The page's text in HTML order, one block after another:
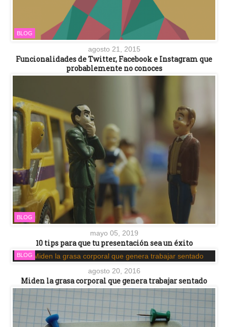
BLOG
agosto 21, 2015
Funcionalidades de Twitter, Facebook e Instagram que
probablemente no conoces
BLOG
mayo 05, 2019
10 tips para que tu presentación sea un éxito
BLOG
agosto 20, 2016
Miden la grasa corporal que genera trabajar sentado